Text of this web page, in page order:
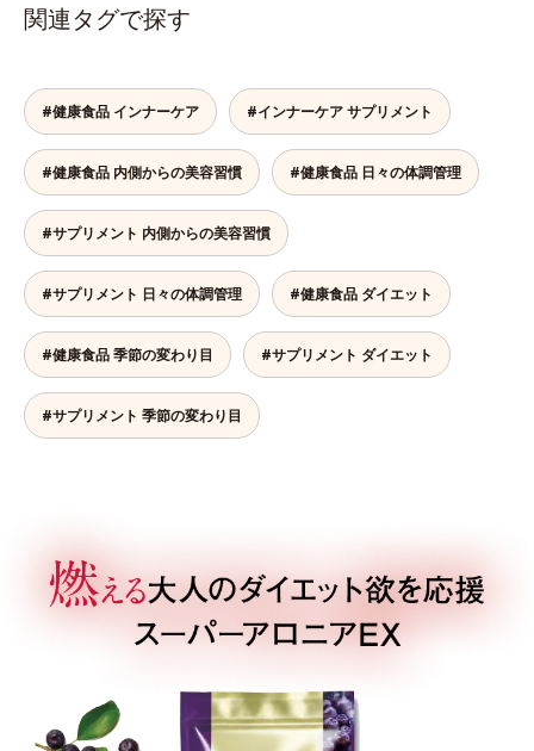
関連タグで探す
#健康食品 インナーケア #インナーケア サプリメント
#健康食品 内側からの美容習慣 #健康食品 日々の体調管理
#サプリメント 内側からの美容習慣
#サプリメント 日々の体調管理 #健康食品 ダイエット
#健康食品 季節の変わり目 #サプリメント ダイエット
#サプリメント 季節の変わり目